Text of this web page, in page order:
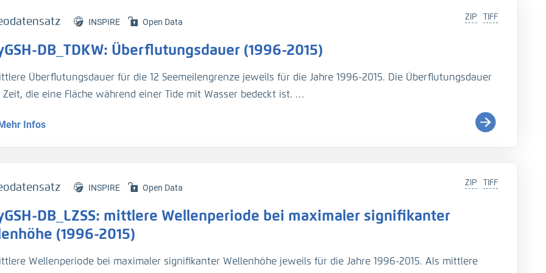
TIFF
ZIP
INSPIRE Open Data
DB_TDKW: Überflutungsdauer (1996-2015)
Überflutungsdauer für die 12 Seemeilengrenze jeweils für die Jahre 1996-2015. Die Überflutungsdauer
Zeit, die eine Fläche während einer Tide mit Wasser bedeckt ist.
Beschreibung der Analysemodi befindet sich im BAWiki (
http://wiki.baw.de/de/index.php/Tidekennwer
).
R., et.al., (2019), Validierungsdokument - EasyGSH-DB - Teil: UnTRIM-SediMorph-Unk, doi:
J., et.al., (2020), Flächenhafte Analysen numerischer Simulationen aus EasyGSH-DB, doi:
R., Plüß, A., Ihde, R., Freund, J., Dreier, N., Nehlsen, E., Schrage, N., Fröhle, P., Kösters, F. (2021): An
Infos
TIFF
ZIP
INSPIRE Open Data
DB_LZSS: mittlere Wellenperiode bei maximaler signifikanter
(1996-2015)
Wellenperiode bei maximaler signifikanter Wellenhöhe jeweils für die Jahre 1996-2015. Als mittlere